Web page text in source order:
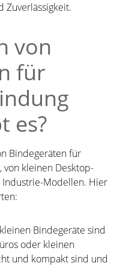
Zuverlässigkeit.
von
für
es?
Bindegeräten für
kleinen Desktop-
Modellen. Hier
Bindegeräte sind
oder kleinen
und kompakt sind und